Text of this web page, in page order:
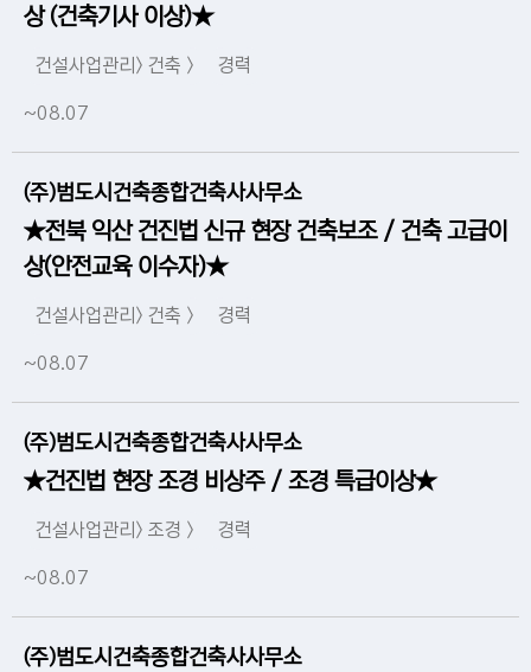
상 (건축기사 이상)★
건설사업관리> 건축 > 경력
~08.07
(주)범도시건축종합건축사사무소
★전북 익산 건진법 신규 현장 건축보조 / 건축 고급이
상(안전교육 이수자)★
건설사업관리> 건축 > 경력
~08.07
(주)범도시건축종합건축사사무소
★건진법 현장 조경 비상주 / 조경 특급이상★
건설사업관리> 조경 > 경력
~08.07
(주)범도시건축종합건축사사무소